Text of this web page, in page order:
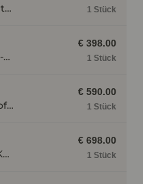
BEKO Vollintegrierter Geschirrspüler BDIN14N22, 4 Programme BDIN14N22 1 Stück
BEKO Glaskeramik-Kochfeld EB9741 XHL, Sologerät Edelstahlrahmen EB9741XHL
€ 398.00
1 Stück
BEKO Einbaubackofen BBIM174N0BE mit Hydrolyse, Schwarz BBIM174N0BE
€ 590.00
1 Stück
BEKO Integrierte Kühl- Gefrierkombination BCSA285K4SN BCSA285K4SN
€ 698.00
1 Stück